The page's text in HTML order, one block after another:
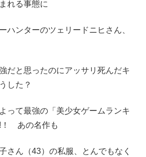
れる事態に
ハンターのツェリードニヒさん、
だと思ったのにアッサリ死んだキ
した？
って最強の「美少女ゲームランキ
！ あの名作も
さん（43）の私服、とんでもなく